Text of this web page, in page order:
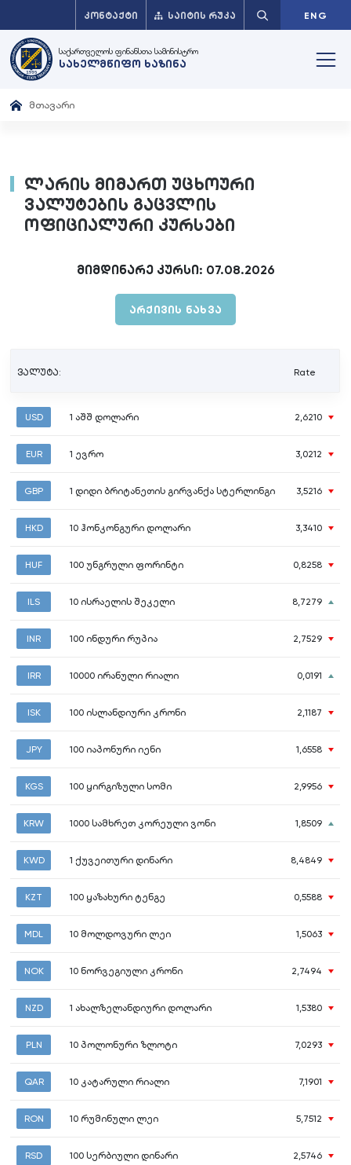
ᲙᲝᲜᲢᲐᲥᲢᲘ ᲡᲐᲘᲢᲘᲡ ᲠᲣᲙᲐ ENG
საქართველოს ფინანსთა სამინისტრო
სახელმწიფო ხაზინა
მთავარი
ლარის მიმართ უცხოური
ვალუტების გაცვლის
ოფიციალური კურსები
მიმდინარე კურსი: 07.08.2026
არქივის ნახვა
ვალუტა: Rate
USD 1 აშშ დოლარი 2,6210
EUR 1 ევრო 3,0212
GBP 1 დიდი ბრიტანეთის გირვანქა სტერლინგი 3,5216
HKD 10 ჰონკონგური დოლარი 3,3410
HUF 100 უნგრული ფორინტი 0,8258
ILS 10 ისრაელის შეკელი 8,7279
INR 100 ინდური რუპია 2,7529
IRR 10000 ირანული რიალი 0,0191
ISK 100 ისლანდიური კრონი 2,1187
JPY 100 იაპონური იენი 1,6558
KGS 100 ყირგიზული სომი 2,9956
KRW 1000 სამხრეთ კორეული ვონი 1,8509
KWD 1 ქუვეითური დინარი 8,4849
KZT 100 ყაზახური ტენგე 0,5588
MDL 10 მოლდოვური ლეი 1,5063
NOK 10 ნორვეგიული კრონი 2,7494
NZD 1 ახალზელანდიური დოლარი 1,5380
PLN 10 პოლონური ზლოტი 7,0293
QAR 10 კატარული რიალი 7,1901
RON 10 რუმინული ლეი 5,7512
RSD 100 სერბიული დინარი 2,5746